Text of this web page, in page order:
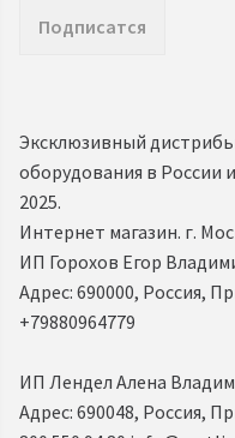
Подписатся
Эксклюзивный
оборудования в России
2025.
Интернет магазин. г.
ИП Горохов Егор
Адрес: 690000, Россия,
+79880964779
ИП Лендел Алена
Адрес: 690048, Россия,